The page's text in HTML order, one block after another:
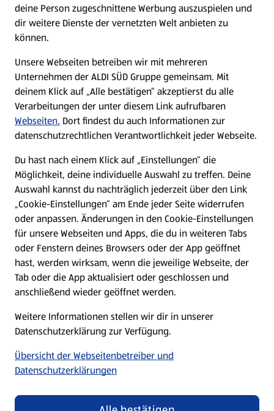
Filialen
Nachhaltigkeit
Karriere
Presse
Hilfe & Kontakt
(öffnet in einem neuen Tab)
Unternehmen
Folge uns hier:
Datenschutz- und Richtlinienmenü
Cookie-Einstellungen
deine Person zugeschnittene Werbung auszuspielen und
dir weitere Dienste der vernetzten Welt anbieten zu
können.
Unsere Webseiten betreiben wir mit mehreren
Unternehmen der ALDI SÜD Gruppe gemeinsam. Mit
deinem Klick auf „Alle bestätigen“ akzeptierst du alle
Verarbeitungen der unter diesem Link aufrufbaren
Webseiten. Dort findest du auch Informationen zur
datenschutzrechtlichen Verantwortlichkeit jeder Webseite.
Du hast nach einem Klick auf „Einstellungen“ die
Möglichkeit, deine individuelle Auswahl zu treffen. Deine
Auswahl kannst du nachträglich jederzeit über den Link
„Cookie-Einstellungen“ am Ende jeder Seite widerrufen
oder anpassen. Änderungen in den Cookie-Einstellungen
für unsere Webseiten und Apps, die du in weiteren Tabs
oder Fenstern deines Browsers oder der App geöffnet
hast, werden wirksam, wenn die jeweilige Webseite, der
Tab oder die App aktualisiert oder geschlossen und
anschließend wieder geöffnet werden.
Weitere Informationen stellen wir dir in unserer
Datenschutzerklärung zur Verfügung.
Übersicht der Webseitenbetreiber und
Datenschutzerklärungen